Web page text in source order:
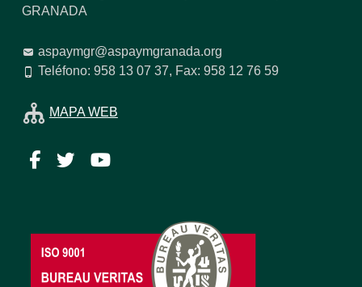
GRANADA
aspaymgr@aspaymgranada.org
Teléfono: 958 13 07 37, Fax: 958 12 76 59
MAPA WEB
Facebook
TwitterYouTube